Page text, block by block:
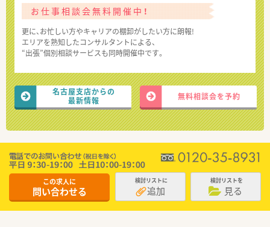
お仕事相談会無料開催中！
更に、お忙しい方やキャリアの棚卸がしたい方に朗報!
エリアを熟知したコンサルタントによる、
“出張”個別相談サービスも同時開催中です。
名古屋支店からの
最新情報
無料相談会を予約
この求人に
問い合わせる
検討リストに
追加
検討リストを
見る